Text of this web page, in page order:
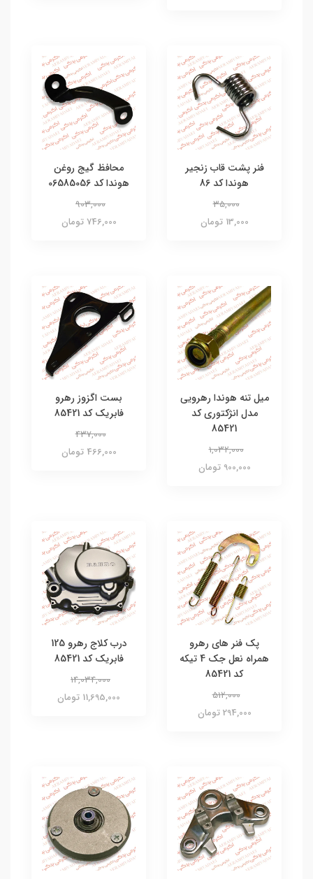
فنر پشت قاب زنجیر
هوندا کد 86
35,000
13,000 تومان
محافظ گیج روغن
هوندا کد 06585056
903,000
746,000 تومان
میل تنه هوندا رهرویی
مدل انژکتوری کد
85421
1,032,000
900,000 تومان
بست اگزوز رهرو
فابریک کد 85421
437,000
466,000 تومان
پک فنر های رهرو
همراه نعل جک 4 تیکه
کد 85421
512,000
294,000 تومان
درب کلاج رهرو 125
فابریک کد 85421
14,034,000
11,695,000 تومان